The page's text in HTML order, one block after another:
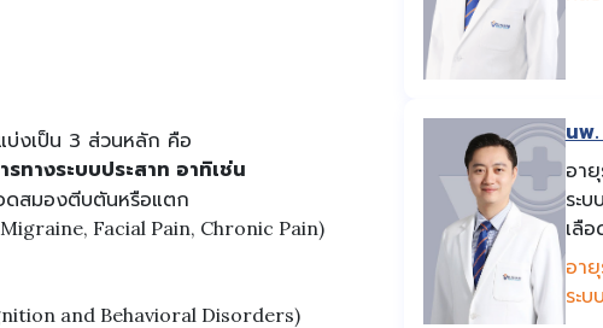
บ่งเป็น 3 ส่วนหลัก คือ
ทางระบบประสาท อาทิเช่น
ดสมองตีบตันหรือแตก
Facial Pain, Chronic Pain)
and Behavioral Disorders)
นพ
อา
ระ
เลื
อา
ระบ